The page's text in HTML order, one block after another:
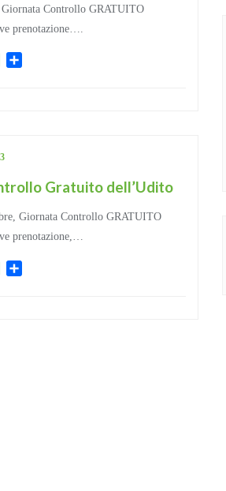
Controllo GRATUITO
prenotazione….
WhatsApp
Gratuito dell’Udito
Giornata Controllo GRATUITO
prenotazione,…
WhatsApp